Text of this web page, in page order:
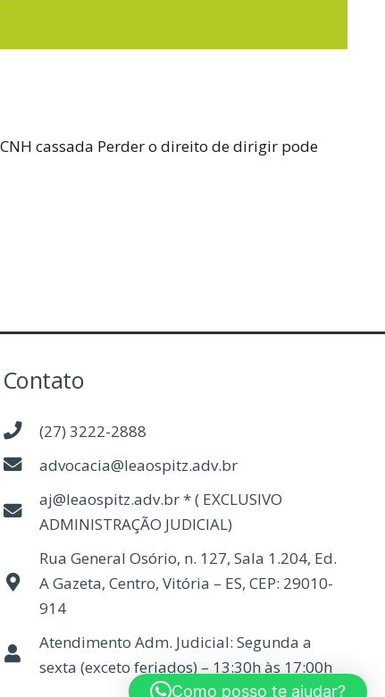
cassada Perder o direito de dirigir pode
Contato
(27) 3222-2888
advocacia@leaospitz.adv.br
aj@leaospitz.adv.br * ( EXCLUSIVO
ADMINISTRAÇÃO JUDICIAL)
Rua General Osório, n. 127, Sala 1.204, Ed.
A Gazeta, Centro, Vitória – ES, CEP: 29010-
914
Atendimento Adm. Judicial: Segunda a
sexta (exceto feriados) – 13:30h às 17:00h
Como posso te ajudar?